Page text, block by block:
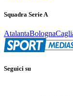
Squadra Serie A
AtalantaBologna
Seguici su